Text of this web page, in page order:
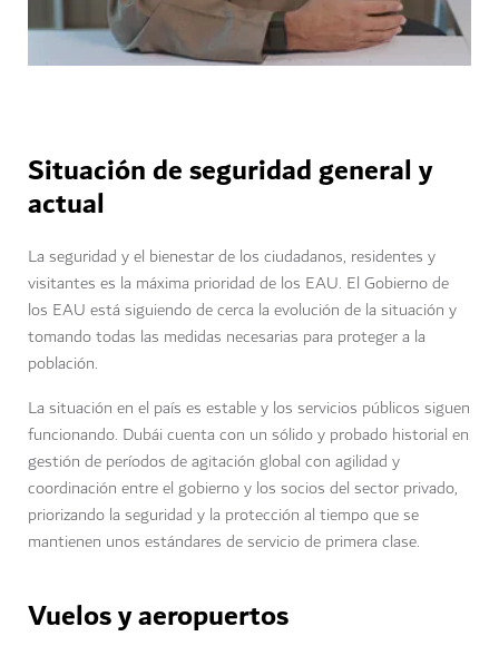
Situación de seguridad general y
actual
La seguridad y el bienestar de los ciudadanos, residentes y
visitantes es la máxima prioridad de los EAU. El Gobierno de
los EAU está siguiendo de cerca la evolución de la situación y
tomando todas las medidas necesarias para proteger a la
población.
La situación en el país es estable y los servicios públicos siguen
funcionando. Dubái cuenta con un sólido y probado historial en
gestión de períodos de agitación global con agilidad y
coordinación entre el gobierno y los socios del sector privado,
priorizando la seguridad y la protección al tiempo que se
mantienen unos estándares de servicio de primera clase.
Vuelos y aeropuertos